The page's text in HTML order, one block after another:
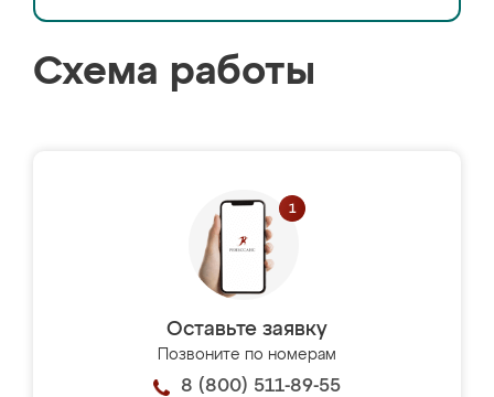
Схема работы
Оставьте заявку
Позвоните по номерам
8 (800) 511-89-55